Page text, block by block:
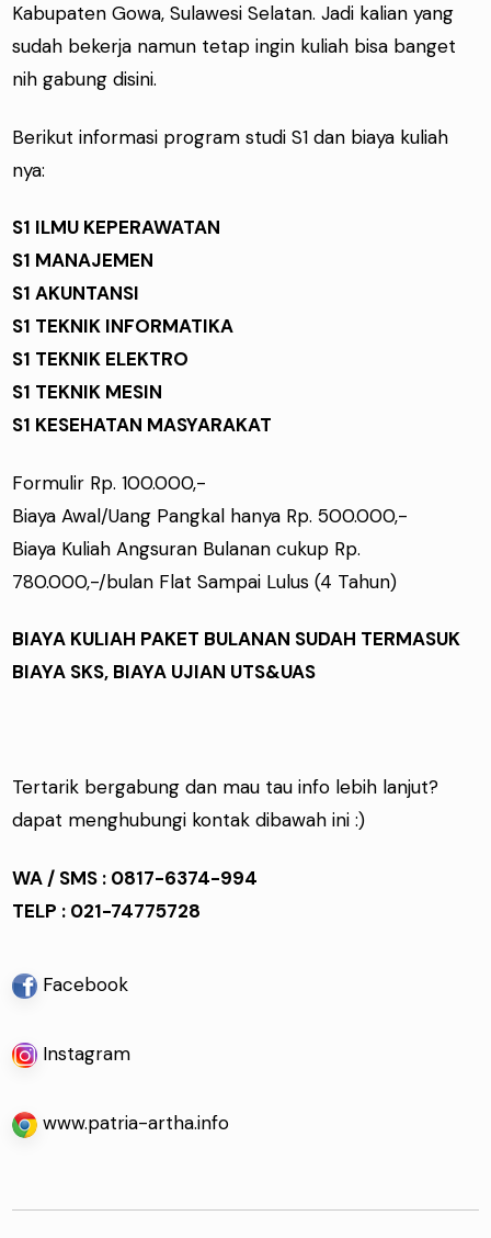
Kabupaten Gowa, Sulawesi Selatan. Jadi kalian yang
sudah bekerja namun tetap ingin kuliah bisa banget
nih gabung disini.
Berikut informasi program studi S1 dan biaya kuliah
nya:
S1 ILMU KEPERAWATAN
S1 MANAJEMEN
S1 AKUNTANSI
S1 TEKNIK INFORMATIKA
S1 TEKNIK ELEKTRO
S1 TEKNIK MESIN
S1 KESEHATAN MASYARAKAT
Formulir Rp. 100.000,-
Biaya Awal/Uang Pangkal hanya Rp. 500.000,-
Biaya Kuliah Angsuran Bulanan cukup Rp.
780.000,-/bulan Flat Sampai Lulus (4 Tahun)
BIAYA KULIAH PAKET BULANAN SUDAH TERMASUK
BIAYA SKS, BIAYA UJIAN UTS&UAS
Tertarik bergabung dan mau tau info lebih lanjut?
dapat menghubungi kontak dibawah ini :)
WA / SMS : 0817-6374-994
TELP : 021-74775728
Facebook
Instagram
www.patria-artha.info